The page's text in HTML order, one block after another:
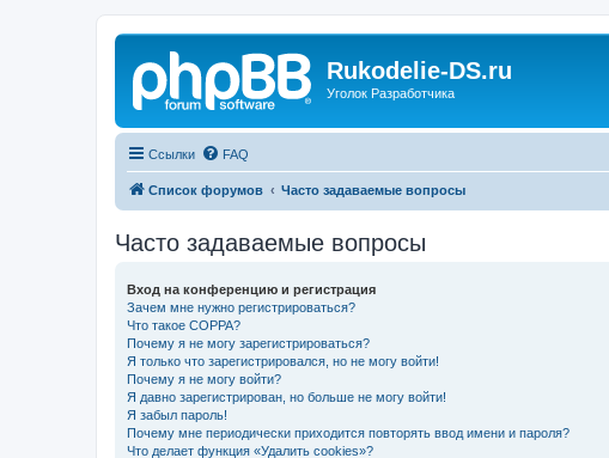
Rukodelie-DS.ru
Уголок Разработчика
Ссылки FAQ
Список форумов Часто задаваемые вопросы
Часто задаваемые вопросы
Вход на конференцию и регистрация
Зачем мне нужно регистрироваться?
Что такое COPPA?
Почему я не могу зарегистрироваться?
Я только что зарегистрировался, но не могу войти!
Почему я не могу войти?
Я давно зарегистрирован, но больше не могу войти!
Я забыл пароль!
Почему мне периодически приходится повторять ввод имени и пароля?
Что делает функция «Удалить cookies»?